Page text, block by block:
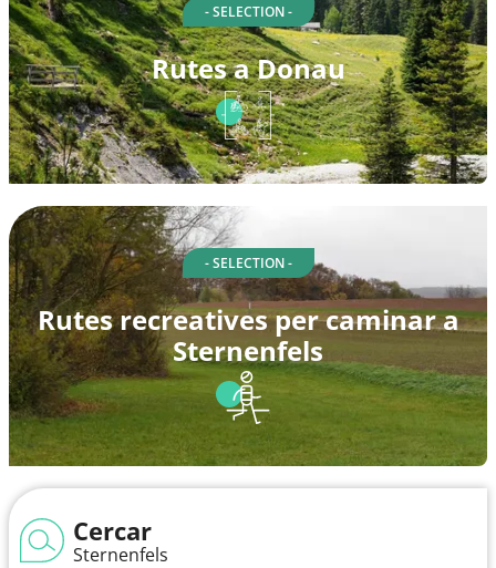
- SELECTION -
Rutes a Donau
- SELECTION -
Rutes recreatives per caminar a
Sternenfels
Cercar
Sternenfels